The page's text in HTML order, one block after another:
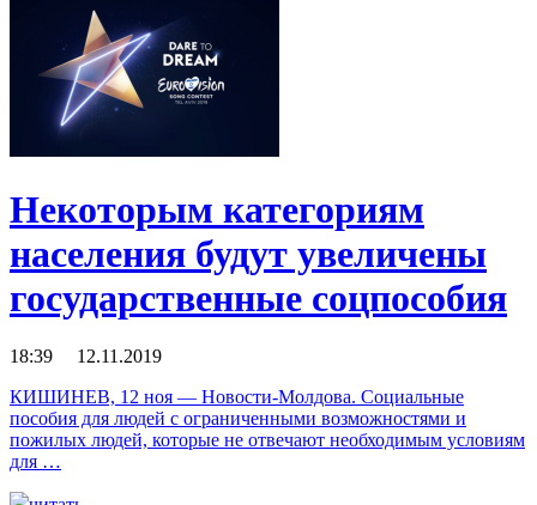
Некоторым категориям
населения будут увеличены
государственные соцпособия
18:39 12.11.2019
КИШИНЕВ, 12 ноя — Новости-Молдова. Социальные
пособия для людей с ограниченными возможностями и
пожилых людей, которые не отвечают необходимым условиям
для …